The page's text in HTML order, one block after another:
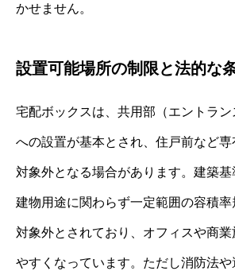
かせません。
設置可能場所の制限と法的な
宅配ボックスは、共用部（エントラン
への設置が基本とされ、住戸前など
対象外となる場合があります。建築基
建物用途に関わらず一定範囲の容積
対象外とされており、オフィスや商
やすくなっています。ただし消防法